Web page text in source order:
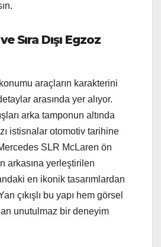
Sıra Dışı Egzoz
konumu araçların karakterini
arasında yer alıyor.
arka tamponun altında
istisnalar otomotiv tarihine
SLR McLaren ön
arkasına yerleştirilen
en ikonik tasarımlardan
çıkışlı bu yapı hem görsel
unutulmaz bir deneyim